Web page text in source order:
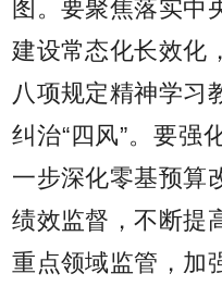
图。要聚焦落实中
建设常态化长效化
八项规定精神学习
纠治“四风”。要强
一步深化零基预算
绩效监督，不断提
重点领域监管，加